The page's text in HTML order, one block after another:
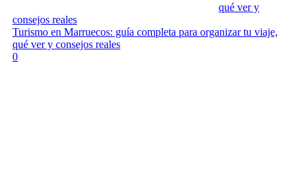
qué ver y
consejos reales
Turismo en Marruecos: guía completa para organizar tu viaje,
qué ver y consejos reales
0